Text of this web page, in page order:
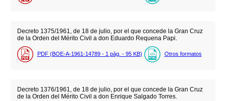
Decreto 1375/1961, de 18 de julio, por el que concede la Gran Cruz
de la Orden del Mérito Civil a don Eduardo Requena Papi.
PDF (BOE-A-1961-14789 - 1 pág. - 95 KB) Otros formatos
Decreto 1376/1961, de 18 de julio, por el que concede la Gran Cruz
de la Orden del Mérito Civil a don Enrique Salgado Torres.